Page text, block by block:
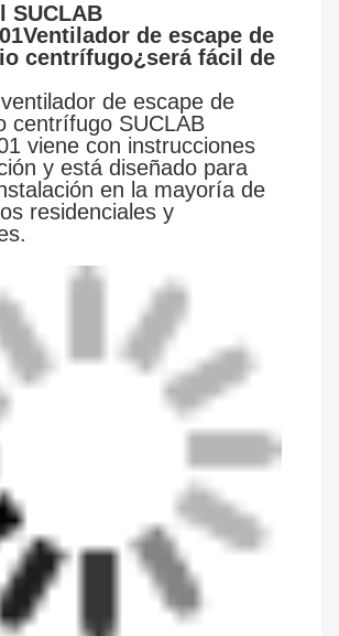
SUCLAB
Ventilador de escape de
centrífugo¿será fácil de
de escape de
centrífugo SUCLAB
viene con instrucciones
y está diseñado para
en la mayoría de
residenciales y